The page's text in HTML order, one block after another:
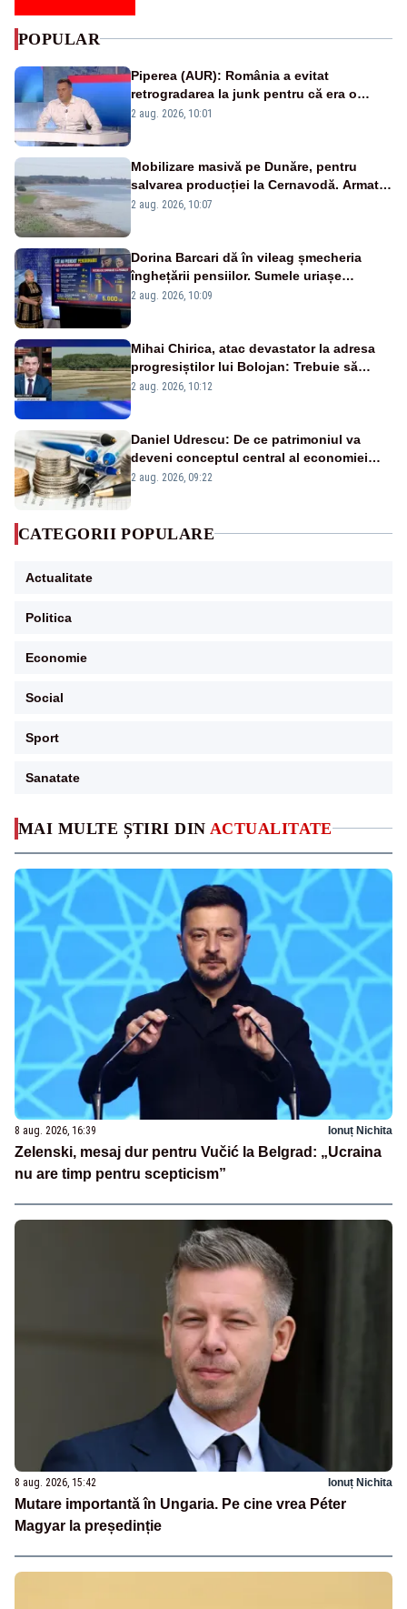
MAI MULTE ȘTIRI DIN ACTUALITATE
8 aug. 2026, 16:39 Ionuț Nichita
Zelenski, mesaj dur pentru Vučić la Belgrad: „Ucraina
nu are timp pentru scepticism”
8 aug. 2026, 15:42 Ionuț Nichita
Mutare importantă în Ungaria. Pe cine vrea Péter
Magyar la președinție
POPULAR
Piperea (AUR): România a evitat
retrogradarea la junk pentru că era o
catastrofă pentru bănci și fondurile de
2 aug. 2026, 10:01
Mobilizare masivă pe Dunăre, pentru
salvarea producției la Cernavodă. Armata
va detona o stâncă și va devia apa
2 aug. 2026, 10:07
Dorina Barcari dă în vileag șmecheria
înghețării pensiilor. Sumele uriașe
pierdute de fiecare român
2 aug. 2026, 10:09
Mihai Chirica, atac devastator la adresa
progresiștilor lui Bolojan: Trebuie să
protejăm și natura, dar nu șținem omaneii
2 aug. 2026, 10:12
Daniel Udrescu: De ce patrimoniul va
deveni conceptul central al economiei
viitoare?
2 aug. 2026, 09:22
CATEGORII POPULARE
Actualitate
Politica
Economie
Social
Sport
Sanatate